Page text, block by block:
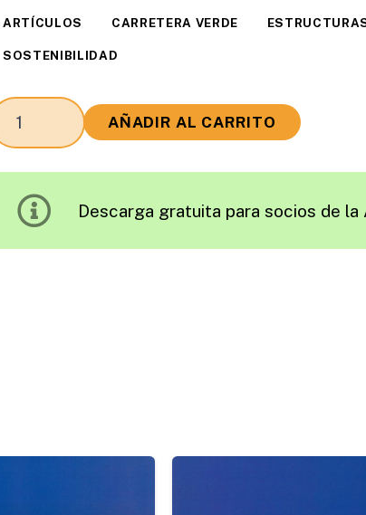
ARTÍCULOS CARRETERA VERDE
SOSTENIBILIDAD
Sostenbilidad
AÑADIR AL CARRITO
Descarga gratuita para socios de